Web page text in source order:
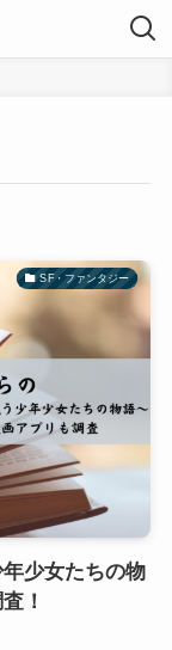
SF・ファンタジー
少女たちの物
！